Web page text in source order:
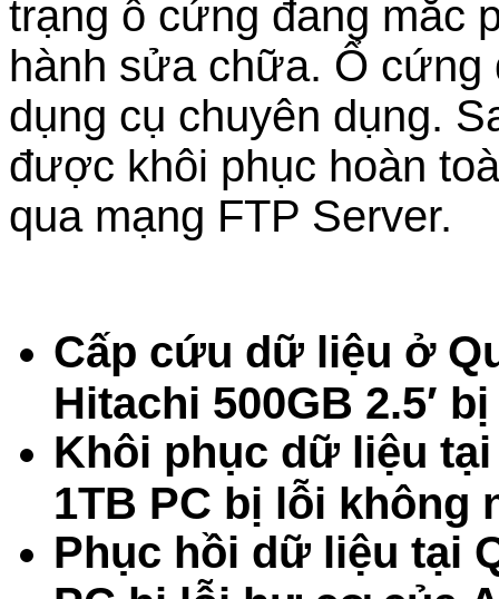
trạng ổ cứng đang mắc
hành sửa chữa. Ổ
dụng cụ chuyên dụng.
được khôi phục hoàn
qua mạng FTP Server.
Cấp cứu dữ liệu ở
Hitachi 500GB 2.5′
Khôi phục dữ liệu
1TB PC bị lỗi không
Phục hồi dữ liệu tại